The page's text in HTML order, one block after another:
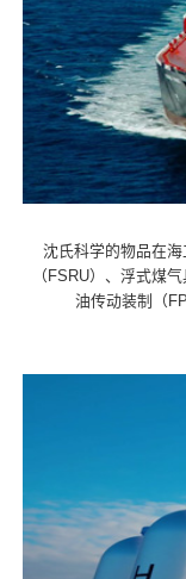
沈氏科学的物品在
（FSRU）、浮式煤
油传动装制（